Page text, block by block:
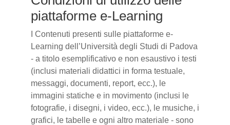
piattaforme e-Learning
I Contenuti presenti sulle piattaforme e-
Learning dell’Università degli Studi di Padova
- a titolo esemplificativo e non esaustivo i testi
(inclusi materiali didattici in forma testuale,
messaggi, documenti, report, ecc.), le
immagini statiche e in movimento (inclusi le
fotografie, i disegni, i video, ecc.), le musiche, i
grafici, le tabelle e ogni altro materiale - sono